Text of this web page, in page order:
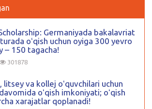
Germaniyada bakalavriat
oʻqish uchun oyiga 300 yevro
– 150 tagacha!
301878
litsey va kollej oʻquvchilari uchun
oʻqish imkoniyati; oʻqish
xarajatlar qoplanadi!